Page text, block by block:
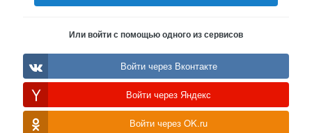
Или войти с помощью одного из сервисов
Войти через Вконтакте
Войти через Яндекс
Войти через OK.ru